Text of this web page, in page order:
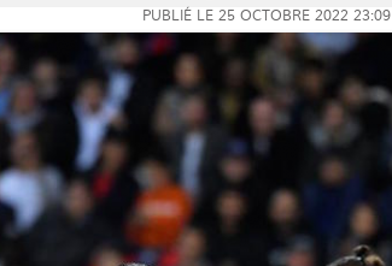
PUBLIÉ LE 25 OCTOBRE 2022 23:09